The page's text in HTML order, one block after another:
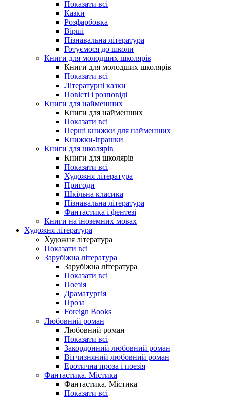
Показати всі
Казки
Розфарбовка
Вірші
Пізнавальна література
Готуємося до школи
Книги для молодших школярів
Книги для молодших школярів
Показати всі
Літературні казки
Повісті і розповіді
Книги для найменших
Книги для найменших
Показати всі
Перші книжки для найменших
Книжки-іграшки
Книги для школярів
Книги для школярів
Показати всі
Художня література
Пригоди
Шкільна класика
Пізнавальна література
Фантастика і фентезі
Книги на іноземних мовах
Художня література
Художня література
Показати всі
Зарубіжна література
Зарубіжна література
Показати всі
Поезія
Драматургія
Проза
Foreign Books
Любовний роман
Любовний роман
Показати всі
Закордонний любовний роман
Вітчизняний любовний роман
Еротична проза і поезія
Фантастика. Містика
Фантастика. Містика
Показати всі